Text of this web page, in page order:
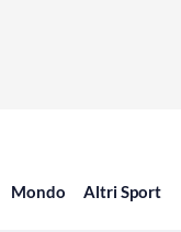
Mondo Altri Sport